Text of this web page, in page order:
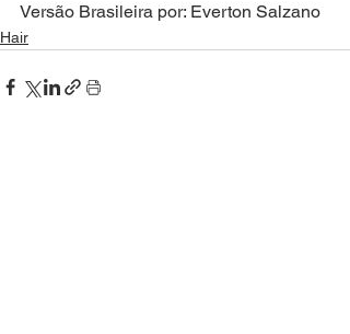
Versão Brasileira por: Everton Salzano
Hair